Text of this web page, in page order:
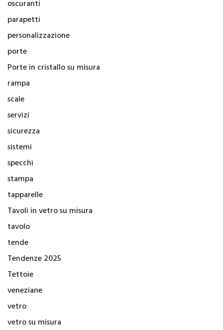
oscuranti
parapetti
personalizzazione
porte
Porte in cristallo su misura
rampa
scale
servizi
sicurezza
sistemi
specchi
stampa
tapparelle
Tavoli in vetro su misura
tavolo
tende
Tendenze 2025
Tettoie
veneziane
vetro
vetro su misura